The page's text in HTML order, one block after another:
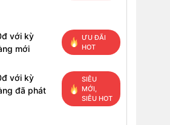
với kỳ
mới
ƯU ĐÃI
HOT
với kỳ
đã phát
SIÊU
MỚI,
SIÊU HOT